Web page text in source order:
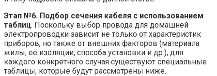
Этап №6. Подбор сечения кабеля с использованием
таблиц. Поскольку выбор провода для домашней
электропроводки зависит не только от характеристик
приборов, но также от внешних факторов (материала
жилы, её изоляции, способа установки и др.), для
каждого конкретного случая существуют специальные
таблицы, которые будут рассмотрены ниже.